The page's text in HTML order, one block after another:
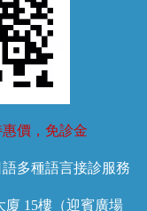
價，免診金
多種語言接診服務
廈 15樓（迎賓廣場